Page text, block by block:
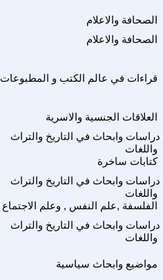
الصحافة والاعلام
الصحافة والاعلام
قراءات في عالم الكتب و المطبوعات
العلاقات الجنسية والاسرية
دراسات وابحاث في التاريخ والتراث
واللغات
كتابات ساخرة
دراسات وابحاث في التاريخ والتراث
واللغات
الفلسفة ,علم النفس , وعلم الاجتماع
دراسات وابحاث في التاريخ والتراث
واللغات
مواضيع وابحاث سياسية